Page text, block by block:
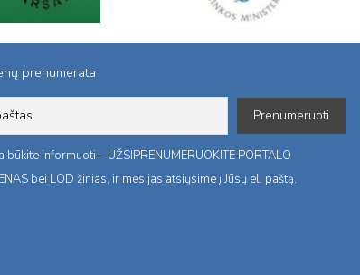
prenumerata
būkite informuoti – UŽSIPRENUMERUOKITE PORTALO
bei LOD žinias, ir mes jas atsiųsime į Jūsų el. paštą.